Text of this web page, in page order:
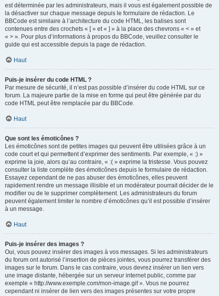
est déterminée par les administrateurs, mais il vous est également possible de
la désactiver sur chaque message depuis le formulaire de rédaction. Le
BBCode est similaire à l’architecture du code HTML, les balises sont
contenues entre des crochets « [ » et « ] » à la place des chevrons « < » et
« > ». Pour plus d’informations à propos du BBCode, veuillez consulter le
guide qui est accessible depuis la page de rédaction.
Haut
Puis-je insérer du code HTML ?
Par mesure de sécurité, il n’est pas possible d’insérer du code HTML sur ce
forum. La majeure partie de la mise en forme qui peut être générée par du
code HTML peut être remplacée par du BBCode.
Haut
Que sont les émoticônes ?
Les émoticônes sont de petites images qui peuvent être utilisées grâce à un
code court et qui permettent d’exprimer des sentiments. Par exemple, « :) »
exprime la joie, alors qu’au contraire, « :( » exprime la tristesse. Vous pouvez
consulter la liste complète des émoticônes depuis le formulaire de rédaction.
Essayez cependant de ne pas abuser des émoticônes, elles peuvent
rapidement rendre un message illisible et un modérateur pourrait décider de le
modifier ou de le supprimer complètement. Les administrateurs du forum
peuvent également limiter le nombre d’émoticônes qu’il est possible d’insérer
à un message.
Haut
Puis-je insérer des images ?
Oui, vous pouvez insérer des images à vos messages. Si les administrateurs
du forum ont autorisé l’insertion de pièces jointes, vous pourrez transférer des
images sur le forum. Dans le cas contraire, vous devrez insérer un lien vers
une image distante, hébergée sur un serveur internet public, comme par
exemple « http://www.exemple.com/mon-image.gif ». Vous ne pourrez
cependant ni insérer de lien vers des images présentes sur votre propre